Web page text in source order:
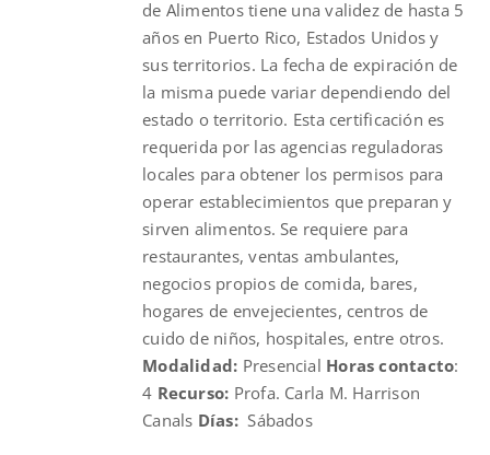
de Alimentos tiene una validez de hasta 5
años en Puerto Rico, Estados Unidos y
sus territorios. La fecha de expiración de
la misma puede variar dependiendo del
estado o territorio. Esta certificación es
requerida por las agencias reguladoras
locales para obtener los permisos para
operar establecimientos que preparan y
sirven alimentos. Se requiere para
restaurantes, ventas ambulantes,
negocios propios de comida, bares,
hogares de envejecientes, centros de
cuido de niños, hospitales, entre otros.
Modalidad: Presencial Horas contacto:
4 Recurso: Profa. Carla M. Harrison
Canals Días:Sábados